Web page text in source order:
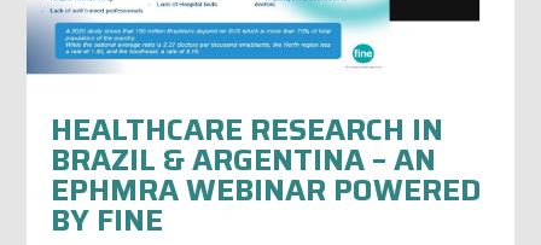
HEALTHCARE RESEARCH IN
BRAZIL & ARGENTINA – AN
EPHMRA WEBINAR POWERED
BY FINE